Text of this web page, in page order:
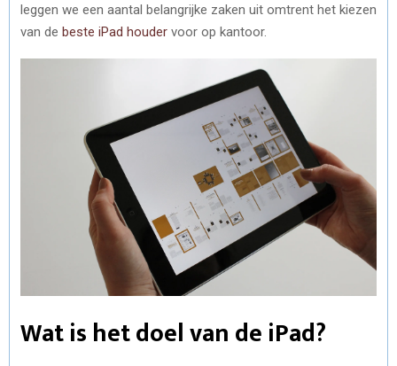
leggen we een aantal belangrijke zaken uit omtrent het kiezen
van de beste iPad houder voor op kantoor.
Wat is het doel van de iPad?